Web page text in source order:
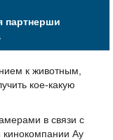
партнерши
к животным,
кое-какую
в связи с
Ay